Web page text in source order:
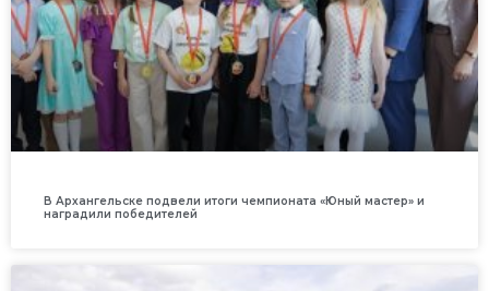
В Архангельске подвели итоги чемпионата «Юный мастер» и
наградили победителей